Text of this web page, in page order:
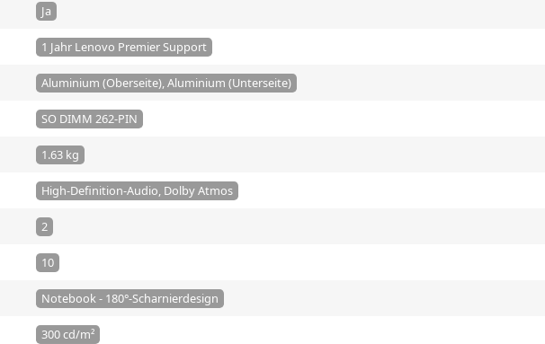
Ja
1 Jahr Lenovo Premier Support
Aluminium (Oberseite), Aluminium (Unterseite)
SO DIMM 262-PIN
1.63 kg
High-Definition-Audio, Dolby Atmos
2
10
Notebook - 180°-Scharnierdesign
300 cd/m²